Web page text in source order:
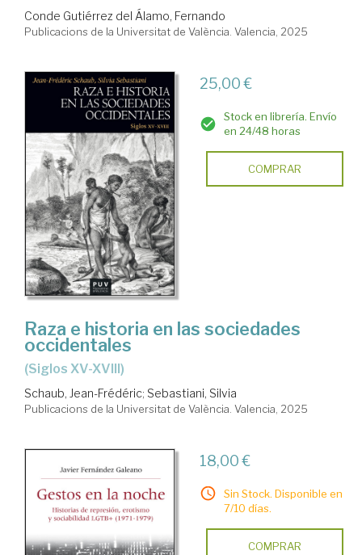
Conde Gutiérrez del Álamo, Fernando
Publicacions de la Universitat de València. Valencia, 2025
25,00 €
Stock en librería. Envío
en 24/48 horas
COMPRAR
Raza e historia en las sociedades
occidentales
(siglos XV-XVIII)
Schaub, Jean-Frédéric; Sebastiani, Silvia
Publicacions de la Universitat de València. Valencia, 2025
18,00 €
Sin Stock. Disponible en
7/10 días.
COMPRAR